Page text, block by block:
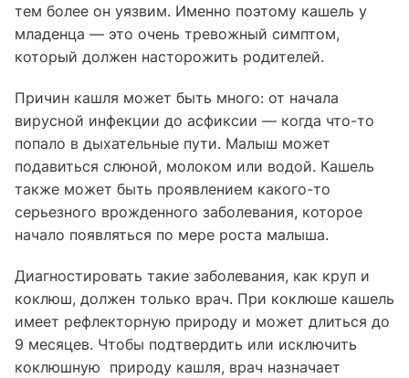
тем более он уязвим. Именно поэтому кашель у
младенца — это очень тревожный симптом,
который должен насторожить родителей.
Причин кашля может быть много: от начала
вирусной инфекции до асфиксии — когда что-то
попало в дыхательные пути. Малыш может
подавиться слюной, молоком или водой. Кашель
также может быть проявлением какого-то
серьезного врожденного заболевания, которое
начало появляться по мере роста малыша.
Диагностировать такие заболевания, как круп и
коклюш, должен только врач. При коклюше кашель
имеет рефлекторную природу и может длиться до
9 месяцев. Чтобы подтвердить или исключить
коклюшную природу кашля, врач назначает